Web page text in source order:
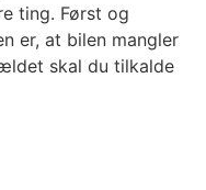
ting. Først og
er, at bilen mangler
skal du tilkalde